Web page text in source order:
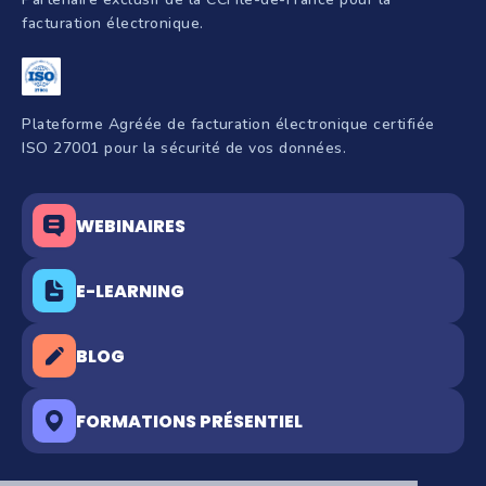
facturation électronique.
Plateforme Agréée de facturation électronique certifiée
ISO 27001 pour la sécurité de vos données.
WEBINAIRES
E-LEARNING
BLOG
FORMATIONS PRÉSENTIEL